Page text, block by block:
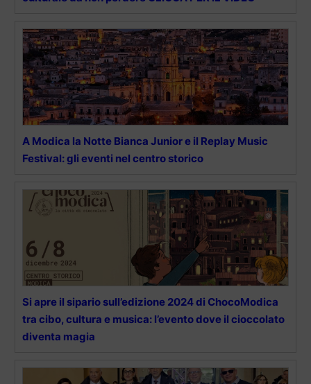
A Modica la Notte Bianca Junior e il Replay Music
Festival: gli eventi nel centro storico
Si apre il sipario sull’edizione 2024 di ChocoModica
tra cibo, cultura e musica: l’evento dove il cioccolato
diventa magia